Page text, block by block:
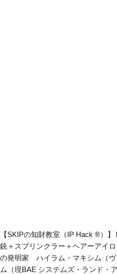
【SKIPの知財教室（IP Hack ®）
銃＋スプリンクラー＋ヘアーアイ
の発明家 ハイラム・マキシム（ヴ
ム（現BAE システムズ・ランド・